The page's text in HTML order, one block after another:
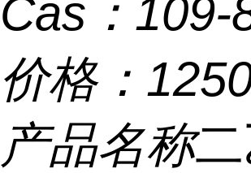
Cas： 109-
价格：
产品名称